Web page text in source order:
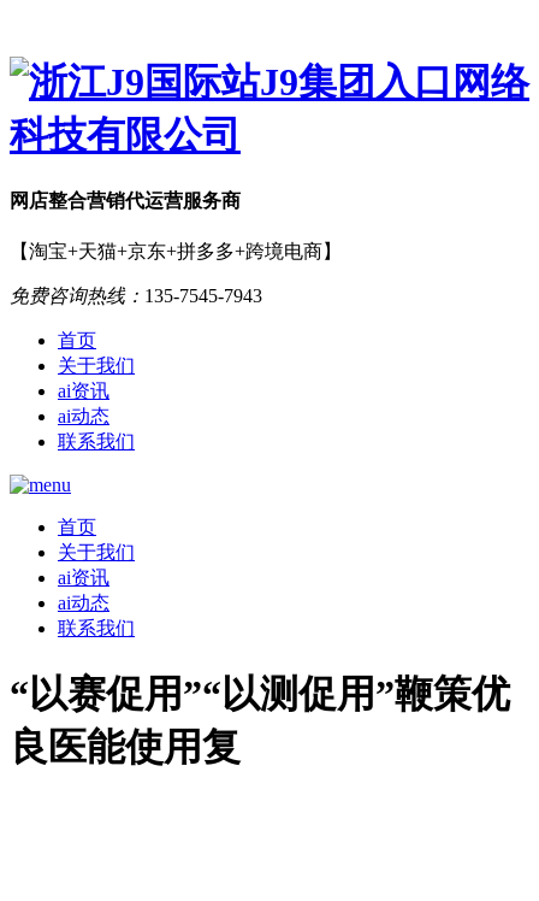
网店整合营销代运营服务商
【淘宝+天猫+京东+拼多多+跨境电商】
免费咨询热线： 135-7545-7943
首页
关于我们
ai资讯
ai动态
联系我们
首页
关于我们
ai资讯
ai动态
联系我们
“以赛促用”“以测促用”鞭策优
良医能使用复